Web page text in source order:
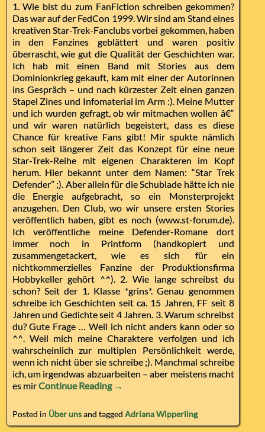
1. Wie bist du zum FanFiction schreiben gekommen?
Das war auf der FedCon 1999. Wir sind am Stand eines
kreativen Star-Trek-Fanclubs vorbei gekommen, haben
in den Fanzines geblättert und waren positiv
überrascht, wie gut die Qualität der Geschichten war.
Ich hab mit einen Band mit Stories aus dem
Dominionkrieg gekauft, kam mit einer der Autorinnen
ins Gespräch – und nach kürzester Zeit einen ganzen
Stapel Zines und Infomaterial im Arm :). Meine Mutter
und ich wurden gefragt, ob wir mitmachen wollen â€“
und wir waren natürlich begeistert, dass es diese
Chance für kreative Fans gibt! Mir spukte nämlich
schon seit längerer Zeit das Konzept für eine neue
Star-Trek-Reihe mit eigenen Charakteren im Kopf
herum. Hier bekannt unter dem Namen: “Star Trek
Defender” ;). Aber allein für die Schublade hätte ich nie
die Energie aufgebracht, so ein Monsterprojekt
anzugehen. Den Club, wo wir unsere ersten Stories
veröffentlich haben, gibt es noch (www.st-forum.de).
Ich veröffentliche meine Defender-Romane dort
immer noch in Printform (handkopiert und
zusammengetackert, wie es sich für ein
nichtkommerzielles Fanzine der Produktionsfirma
Hobbykeller gehört ^^). 2. Wie lange schreibst du
schon? Seit der 1. Klasse *grins*. Genau genommen
schreibe ich Geschichten seit ca. 15 Jahren, FF seit 8
Jahren und Gedichte seit 4 Jahren. 3. Warum schreibst
du? Gute Frage … Weil ich nicht anders kann oder so
^^. Weil mich meine Charaktere verfolgen und ich
wahrscheinlich zur multiplen Persönlichkeit werde,
wenn ich nicht über sie schreibe ;). Manchmal schreibe
ich, um irgendwas abzuarbeiten – aber meistens macht
es mirContinue Reading →
Posted in Über unsand tagged Adriana Wipperling